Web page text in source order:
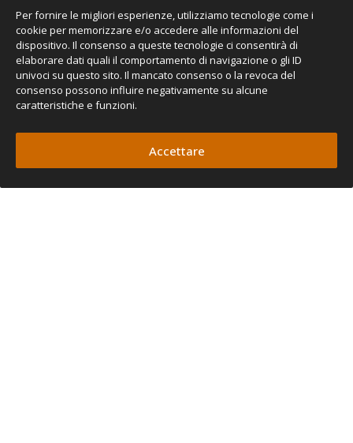
Per fornire le migliori esperienze, utilizziamo tecnologie come i
cookie per memorizzare e/o accedere alle informazioni del
dispositivo. Il consenso a queste tecnologie ci consentirà di
elaborare dati quali il comportamento di navigazione o gli ID
univoci su questo sito. Il mancato consenso o la revoca del
consenso possono influire negativamente su alcune
caratteristiche e funzioni.
Accettare